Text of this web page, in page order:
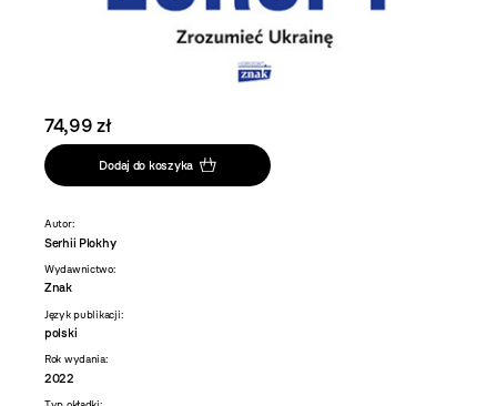
74,99 zł
Dodaj do koszyka
Autor:
Serhii Plokhy
Wydawnictwo:
Znak
Język publikacji:
polski
Rok wydania:
2022